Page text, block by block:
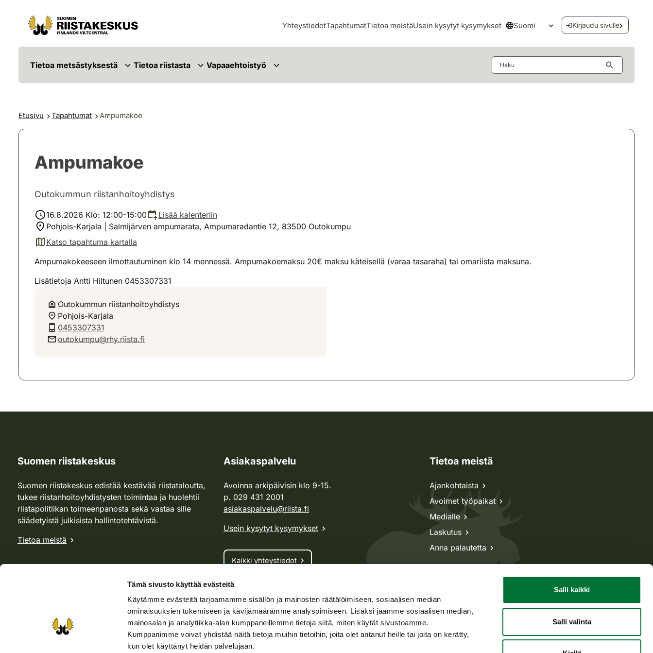
Tämä sivusto käyttää evästeitä
Käytämme evästeitä tarjoamamme sisällön ja mainosten räätälöimiseen, sosiaalisen median
ominaisuuksien tukemiseen ja kävijämäärämme analysoimiseen. Lisäksi jaamme sosiaalisen median,
mainosalan ja analytiikka-alan kumppaneillemme tietoja siitä, miten käytät sivustoamme.
Kumppanimme voivat yhdistää näitä tietoja muihin tietoihin, joita olet antanut heille tai joita on kerätty,
kun olet käyttänyt heidän palvelujaan.
Salli kaikki
Salli valinta
Siirry sisältöön
Siirry sivustokarttaan
YhteystiedotTapahtumatTietoa meistäUsein kysytyt kysymykset Suomi
Avaa kielivalikko
Kirjaudu sivulle
Tietoa metsästyksestä Tietoa riistasta Vapaaehtoistyö
Etusivu Tapahtumat Ampumakoe
Ampumakoe
Outokummun riistanhoitoyhdistys
16.8.2026 Klo: 12:00-15:00
Lisää kalenteriin
Pohjois-Karjala | Salmijärven ampumarata, Ampumaradantie 12, 83500 Outokumpu
Katso tapahtuma kartalla
(avautuu uuteen välilehteen)
Ampumakokeeseen ilmottautuminen klo 14 mennessä. Ampumakoemaksu 20€ maksu käteisellä (varaa tasaraha) tai omariista maksuna.
Lisätietoja Antti Hiltunen 0453307331
Outokummun riistanhoitoyhdistys
Pohjois-Karjala
0453307331
outokumpu@rhy.riista.fi
Suomen riistakeskus
Suomen riistakeskus edistää kestävää riistataloutta,
tukee riistanhoitoyhdistysten toimintaa ja huolehtii
riistapolitiikan toimeenpanosta sekä vastaa sille
säädetyistä julkisista hallintotehtävistä.
Tietoa meistä
Asiakaspalvelu
Avoinna arkipäivisin klo 9-15.
p. 029 431 2001
asiakaspalvelu@riista.fi
Usein kysytyt kysymykset
Kaikki yhteystiedot
Metsästyskortti-asiat
Oma riista -asiat
Lupa-asiat
Tietoa meistä
Ajankohtaista
Avoimet työpaikat
Medialle
Laskutus
Anna palautetta